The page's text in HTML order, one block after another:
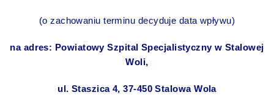
(o zachowaniu terminu decyduje data wpływu)
na adres: Powiatowy Szpital Specjalistyczny w Stalowej
Woli,
ul. Staszica 4, 37-450 Stalowa Wola